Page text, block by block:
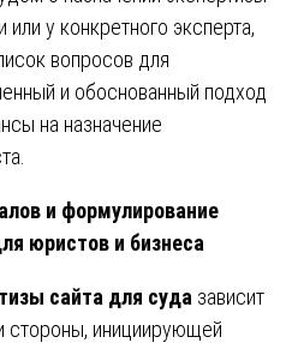
у конкретного эксперта,
вопросов для
и обоснованный подход
на назначение
и формулирование
юристов и бизнеса
сайта для суда зависит
стороны, инициирующей